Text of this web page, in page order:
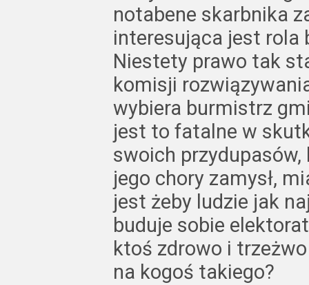
notabene skarbnika
interesująca jest rola
Niestety prawo tak
komisji
wybiera burmistrz
jest to fatalne w
swoich przydupasów,
jego chory zamysł,
jest żeby ludzie jak
buduje sobie
ktoś zdrowo i
na kogoś takiego?